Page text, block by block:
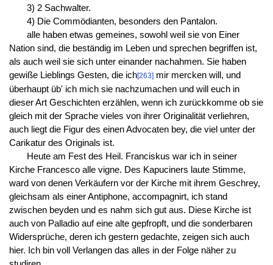
3) 2 Sachwalter.
4) Die Commödianten, besonders den Pantalon.
alle haben etwas gemeines, sowohl weil sie von Einer
Nation sind, die beständig im Leben und sprechen begriffen ist,
als auch weil sie sich unter einander nachahmen. Sie haben
gewiße Lieblings Gesten, die ich[263]mir mercken will, und
überhaupt üb' ich mich sie nachzumachen und will euch in
dieser Art Geschichten erzählen, wenn ich zurückkomme ob sie
gleich mit der Sprache vieles von ihrer Originalität verliehren,
auch liegt die Figur des einen Advocaten bey, die viel unter der
Carikatur des Originals ist.
Heute am Fest des Heil. Franciskus war ich in seiner
Kirche Francesco alle vigne. Des Kapuciners laute Stimme,
ward von denen Verkäufern vor der Kirche mit ihrem Geschrey,
gleichsam als einer Antiphone, accompagnirt, ich stand
zwischen beyden und es nahm sich gut aus. Diese Kirche ist
auch von Palladio auf eine alte gepfropft, und die sonderbaren
Widersprüche, deren ich gestern gedachte, zeigen sich auch
hier. Ich bin voll Verlangen das alles in der Folge näher zu